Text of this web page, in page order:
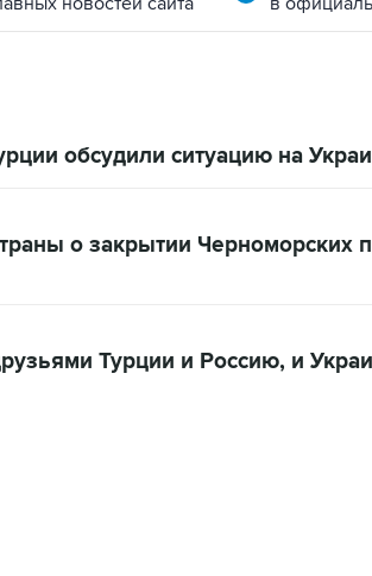
обсудили ситуацию на
о закрытии Черноморских
Турции и Россию, и